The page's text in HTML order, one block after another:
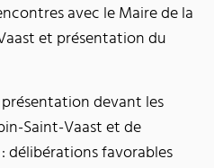
avec le Maire de la
et présentation du
présentation devant les
Saint-Vaast et de
délibérations favorables